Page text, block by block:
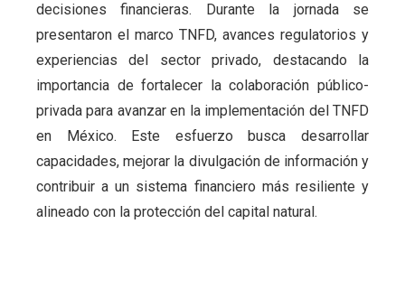
decisiones financieras. Durante la jornada se
presentaron el marco TNFD, avances regulatorios y
experiencias del sector privado, destacando la
importancia de fortalecer la colaboración público-
privada para avanzar en la implementación del TNFD
en México. Este esfuerzo busca desarrollar
capacidades, mejorar la divulgación de información y
contribuir a un sistema financiero más resiliente y
alineado con la protección del capital natural.